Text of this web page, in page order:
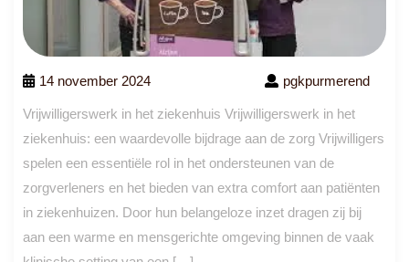
14 november 2024 pgkpurmerend
Vrijwilligerswerk in het ziekenhuis Vrijwilligerswerk in het
ziekenhuis: een waardevolle bijdrage aan de zorg Vrijwilligers
spelen een essentiële rol in het ondersteunen van de
zorgverleners en het bieden van extra comfort aan patiënten
in ziekenhuizen. Door hun belangeloze inzet dragen zij bij
aan een warme en mensgerichte omgeving binnen de vaak